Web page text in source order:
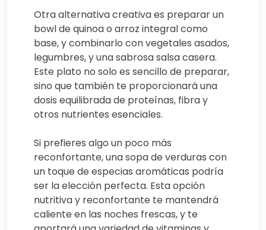
Otra alternativa creativa es preparar un
bowl de quinoa o arroz integral como
base, y combinarlo con vegetales asados,
legumbres, y una sabrosa salsa casera.
Este plato no solo es sencillo de preparar,
sino que también te proporcionará una
dosis equilibrada de proteínas, fibra y
otros nutrientes esenciales.
Si prefieres algo un poco más
reconfortante, una sopa de verduras con
un toque de especias aromáticas podría
ser la elección perfecta. Esta opción
nutritiva y reconfortante te mantendrá
caliente en las noches frescas, y te